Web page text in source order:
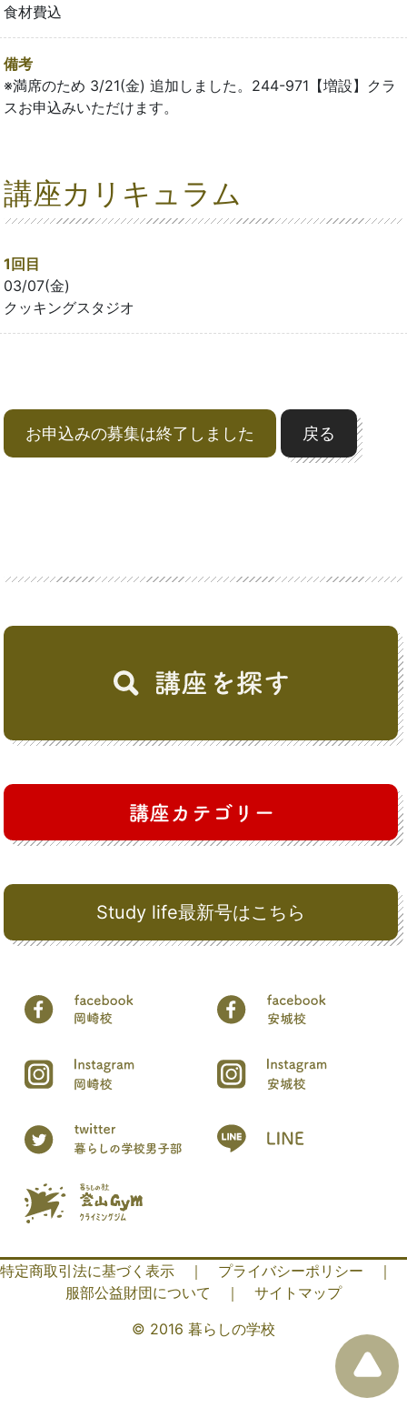
Study life最新号はこちら
食材費込
備考
※満席のため 3/21(金) 追加しました。244-971【増設】クラ
スお申込みいただけます。
講座カリキュラム
1回目
03/07(金)
クッキングスタジオ
お申込みの募集は終了しました 戻る
特定商取引法に基づく表示 ｜ プライバシーポリシー
｜
服部公益財団について
｜
サイトマップ
© 2016 暮らしの学校